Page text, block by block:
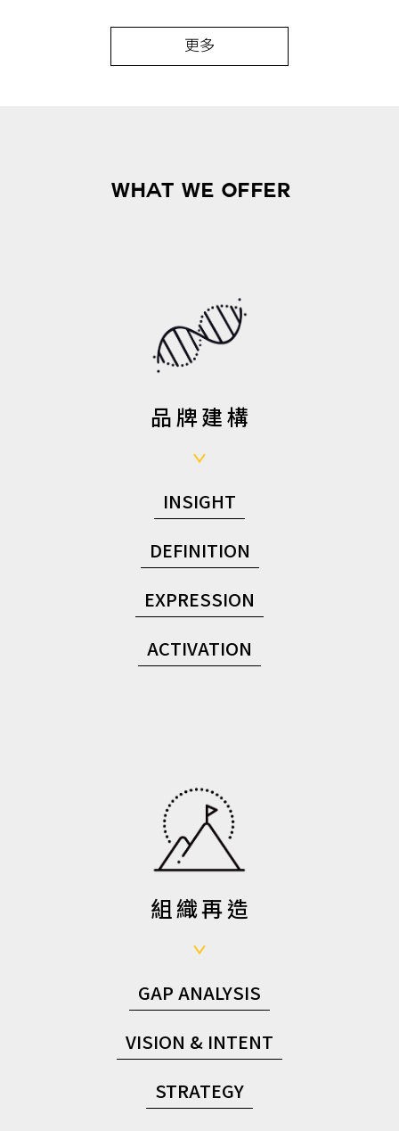
更多
WHAT WE OFFER
品牌建構
INSIGHT
DEFINITION
EXPRESSION
ACTIVATION
組織再造
GAP ANALYSIS
VISION & INTENT
STRATEGY